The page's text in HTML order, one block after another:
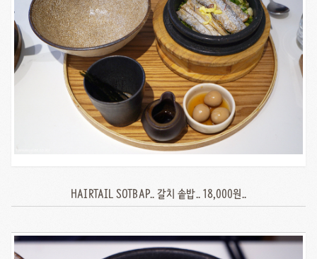
HAIRTAIL SOTBAP.. 갈치 솥밥.. 18,000원..